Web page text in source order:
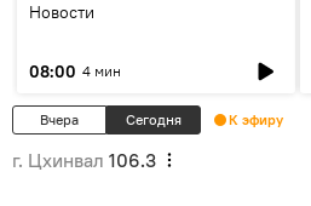
Новости
08:00 4 мин
Вчера Сегодня К эфиру
г. Цхинвал 106.3